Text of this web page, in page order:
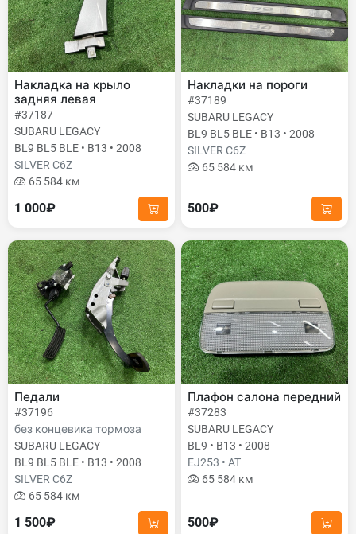
Накладка на крыло
задняя левая
#37187
SUBARU LEGACY
BL9 BL5 BLE • B13 • 2008
SILVER C6Z
65 584 км
1 000₽
Накладки на пороги
#37189
SUBARU LEGACY
BL9 BL5 BLE • B13 • 2008
SILVER C6Z
65 584 км
500₽
Педали
#37196
без концевика тормоза
SUBARU LEGACY
BL9 BL5 BLE • B13 • 2008
SILVER C6Z
65 584 км
1 500₽
Плафон салона передний
#37283
SUBARU LEGACY
BL9 • B13 • 2008
EJ253 • AT
65 584 км
500₽